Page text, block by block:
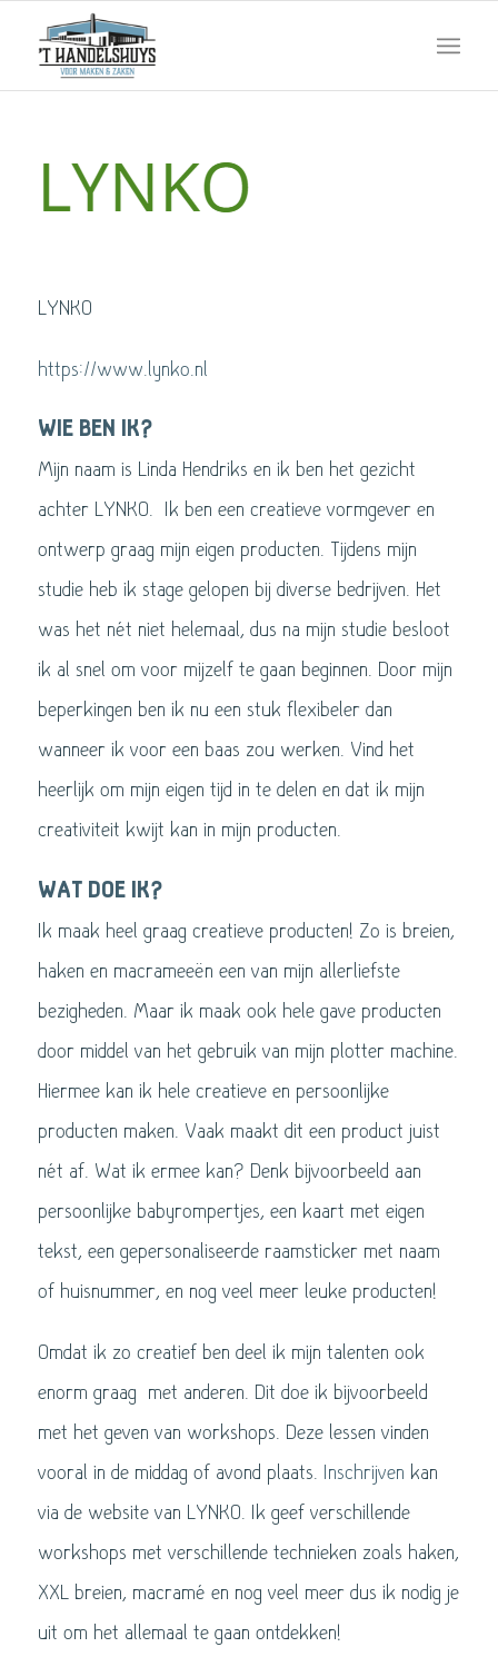
LYNKO
https://www.lynko.nl
WIE BEN IK?
Mijn naam is Linda Hendriks en ik ben het gezicht
achter LYNKO. Ik ben een creatieve vormgever en
ontwerp graag mijn eigen producten. Tijdens mijn
studie heb ik stage gelopen bij diverse bedrijven. Het
was het nét niet helemaal, dus na mijn studie besloot
ik al snel om voor mijzelf te gaan beginnen. Door mijn
beperkingen ben ik nu een stuk flexibeler dan
wanneer ik voor een baas zou werken. Vind het
heerlijk om mijn eigen tijd in te delen en dat ik mijn
creativiteit kwijt kan in mijn producten.
WAT DOE IK?
Ik maak heel graag creatieve producten! Zo is breien,
haken en macrameeën een van mijn allerliefste
bezigheden. Maar ik maak ook hele gave producten
door middel van het gebruik van mijn plotter machine.
Hiermee kan ik hele creatieve en persoonlijke
producten maken. Vaak maakt dit een product juist
nét af. Wat ik ermee kan? Denk bijvoorbeeld aan
persoonlijke babyrompertjes, een kaart met eigen
tekst, een gepersonaliseerde raamsticker met naam
of huisnummer, en nog veel meer leuke producten!
Omdat ik zo creatief ben deel ik mijn talenten ook
enorm graag met anderen. Dit doe ik bijvoorbeeld
met het geven van workshops. Deze lessen vinden
vooral in de middag of avond plaats. Inschrijven kan
via de website van LYNKO. Ik geef verschillende
workshops met verschillende technieken zoals haken,
XXL breien, macramé en nog veel meer dus ik nodig je
uit om het allemaal te gaan ontdekken!